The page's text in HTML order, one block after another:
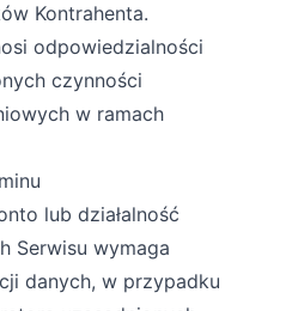
Kontrahenta.
odpowiedzialności
czynności
w ramach
lub działalność
Serwisu wymaga
danych, w przypadku